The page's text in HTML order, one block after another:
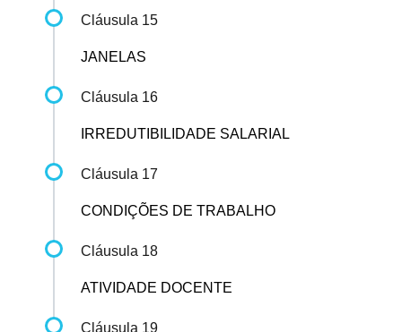
Cláusula 15
JANELAS
Cláusula 16
IRREDUTIBILIDADE SALARIAL
Cláusula 17
CONDIÇÕES DE TRABALHO
Cláusula 18
ATIVIDADE DOCENTE
Cláusula 19